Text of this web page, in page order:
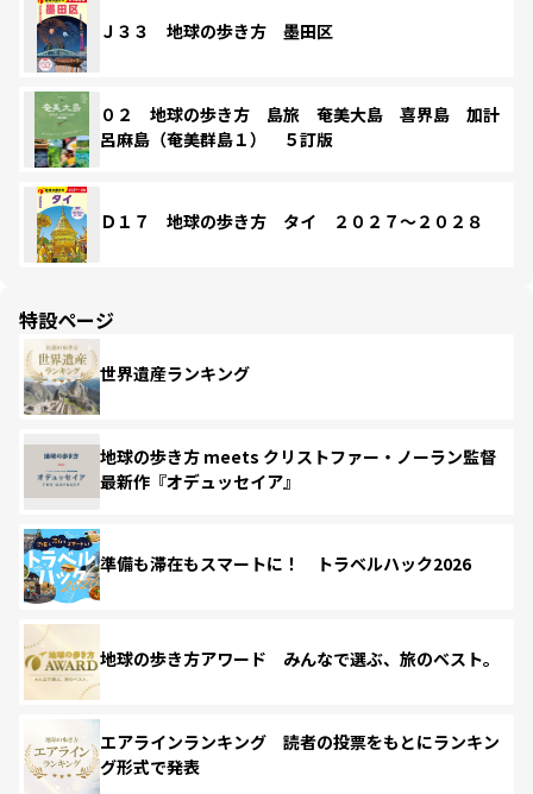
Ｊ３３ 地球の歩き方 墨田区
０２ 地球の歩き方 島旅 奄美大島 喜界島 加計
呂麻島（奄美群島１） ５訂版
Ｄ１７ 地球の歩き方 タイ ２０２７～２０２８
特設ページ
世界遺産ランキング
地球の歩き方 meets クリストファー・ノーラン監督
最新作『オデュッセイア』
準備も滞在もスマートに！ トラベルハック2026
地球の歩き方アワード みんなで選ぶ、旅のベスト。
エアラインランキング 読者の投票をもとにランキン
グ形式で発表